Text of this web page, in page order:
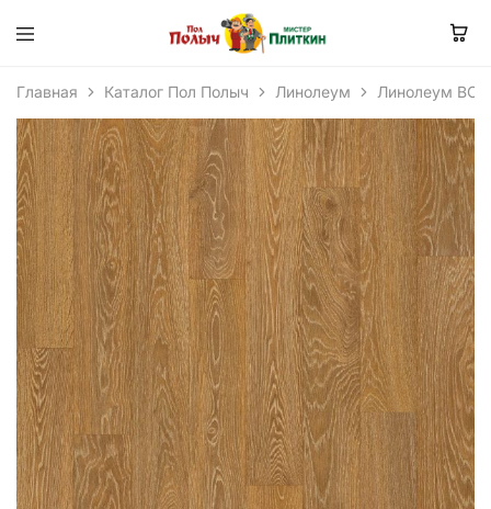
Главная Каталог Пол Полыч Линолеум Линолеум